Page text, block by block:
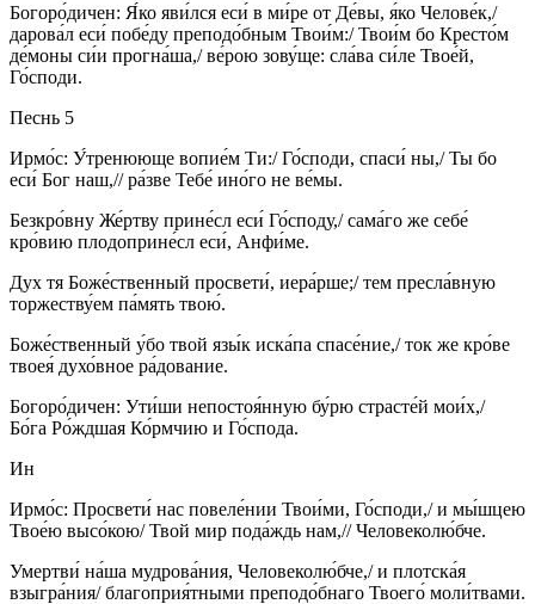
Богоро́дичен: Я́ко яви́лся еси́ в ми́ре от Де́вы, я́ко Челове́к,/
дарова́л еси́ побе́ду преподо́бным Твои́м:/ Твои́м бо Кресто́м
де́моны си́и прогна́ша,/ ве́рою зову́ще: сла́ва си́ле Твое́й,
Го́споди.
Песнь 5
Ирмо́с: У́тренююще вопие́м Ти:/ Го́споди, спаси́ ны,/ Ты бо
еси́ Бог наш,// ра́зве Тебе́ ино́го не ве́мы.
Безкро́вну Же́ртву прине́сл еси́ Го́споду,/ сама́го же себе́
кро́вию плодоприне́сл еси́, Анфи́ме.
Дух тя Боже́ственный просвети́, иера́рше;/ тем пресла́вную
торжеству́ем па́мять твою́.
Боже́ственный у́бо твой язы́к иска́па спасе́ние,/ ток же кро́ве
твоея́ духо́вное ра́дование.
Богоро́дичен: Ути́ши непостоя́нную бу́рю страсте́й мои́х,/
Бо́га Ро́ждшая Ко́рмчию и Го́спода.
Ин
Ирмо́с: Просвети́ нас повеле́нии Твои́ми, Го́споди,/ и мы́шцею
Твое́ю высо́кою/ Твой мир пода́ждь нам,// Человеколю́бче.
Умертви́ на́ша мудрова́ния, Человеколю́бче,/ и плотска́я
взыгра́ния/ благоприя́тными преподо́бнаго Твоего́ моли́твами.